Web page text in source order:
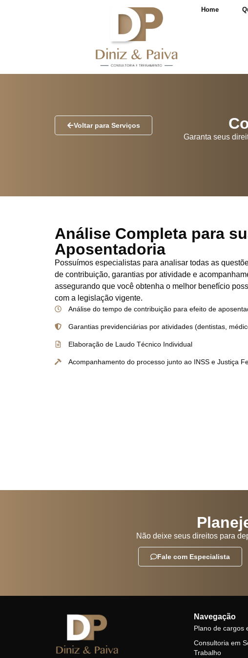
Home
Voltar para Serviços
Garanta seus
Análise Completa para
Aposentadoria
Possuímos especialistas para analisar todas as
de contribuição, garantias por atividade e
assegurando que você obtenha o melhor benefício
com a legislação vigente.
Análise do tempo de contribuição para efeito de
Garantias previdenciárias por atividades (dentistas,
Elaboração de Laudo Técnico Individual
Acompanhamento do processo junto ao INSS e Justiça
Não deixe seus direitos para
Fale com Especialista
Navegação
Plano de cargos
Consultoria em
Trabalho